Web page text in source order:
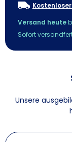
Versand heute
Sofort
Unsere